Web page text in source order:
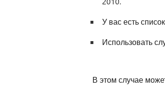
У вас есть
Использовать
В этом случае